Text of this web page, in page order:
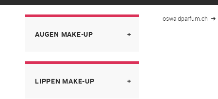
oswaldparfum.ch
AUGEN MAKE-UP
Brauenstifte
Eyeliner
LIPPEN MAKE-UP